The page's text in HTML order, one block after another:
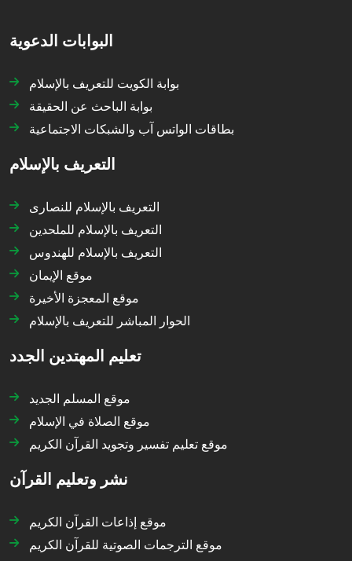
البوابات الدعوية
بوابة الكويت للتعريف بالإسلام
بوابة الباحث عن الحقيقة
بطاقات الواتس آب والشبكات الاجتماعية
التعريف بالإسلام
التعريف بالإسلام للنصارى
التعريف بالإسلام للملحدين
التعريف بالإسلام للهندوس
موقع الإيمان
موقع المعجزة الأخيرة
الحوار المباشر للتعريف بالإسلام
تعليم المهتدين الجدد
موقع المسلم الجديد
موقع الصلاة في الإسلام
موقع تعليم تفسير وتجويد القرآن الكريم
نشر وتعليم القرآن
موقع إذاعات القرآن الكريم
موقع الترجمات الصوتية للقرآن الكريم